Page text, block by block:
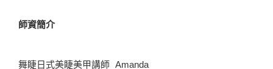
師資簡介
舞睫日式美睫美甲講師 Amanda